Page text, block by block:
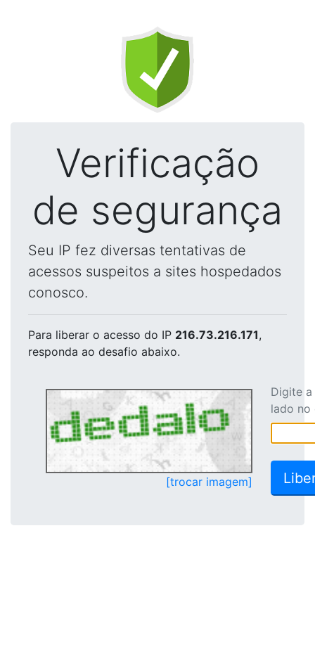
Verificação
de segurança
Seu IP fez diversas tentativas de
acessos suspeitos a sites hospedados
conosco.
Para liberar o acesso do IP 216.73.216.171,
responda ao desafio abaixo.
[trocar imagem]
Digite
lado no